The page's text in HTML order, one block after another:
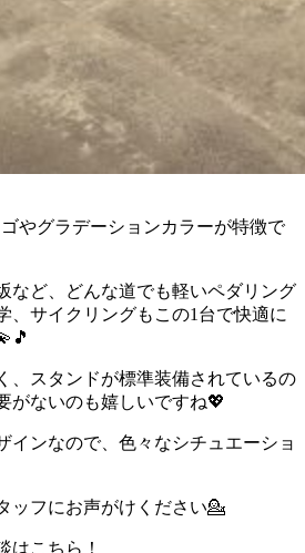
ゴやグラデーションカラーが特徴で
など、どんな道でも軽いペダリング
、サイクリングもこの1台で快適に
、スタンドが標準装備されているの
がないのも嬉しいですね💖
インなので、色々なシチュエーショ
ッフにお声がけください💁
こちら！